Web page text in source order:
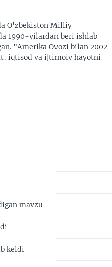
O'zbekiston Milliy
1990-yilardan beri ishlab
"Amerika Ovozi bilan 2002-
iqtisod va ijtimoiy hayotni
mavzu
keldi